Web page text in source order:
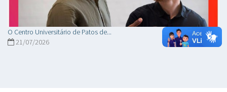
O Centro Universitário de Patos de...
21/07/2026